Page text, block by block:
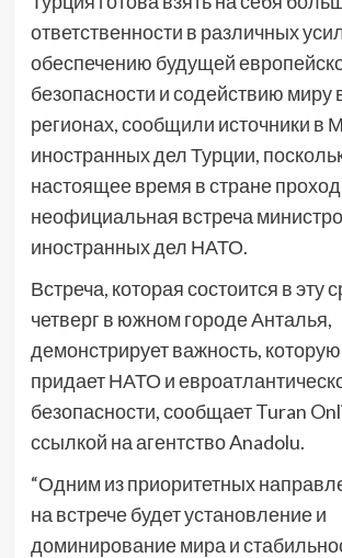
ответственности в различных
обеспечению будущей
безопасности и содействию миру
регионах, сообщили источники в
иностранных дел Турции,
настоящее время в стране
неофициальная встреча
иностранных дел НАТО.
Встреча, которая состоится в эту
четверг в южном городе Анталья,
демонстрирует важность,
придает НАТО и
безопасности, сообщает Turan
ссылкой на агентство Anadolu.
“Одним из приоритетных
на встрече будет установление и
доминирование мира и